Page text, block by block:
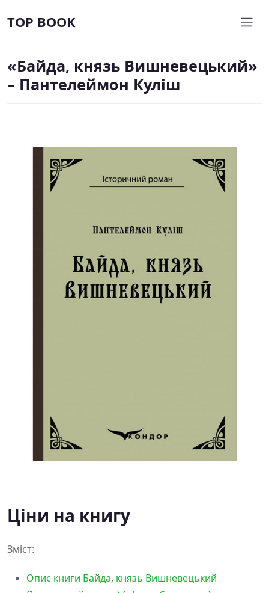
TOP BOOK
«Байда, князь Вишневецький»
– Пантелеймон Куліш
Ціни на книгу
Зміст:
Опис книги Байда, князь Вишневецький